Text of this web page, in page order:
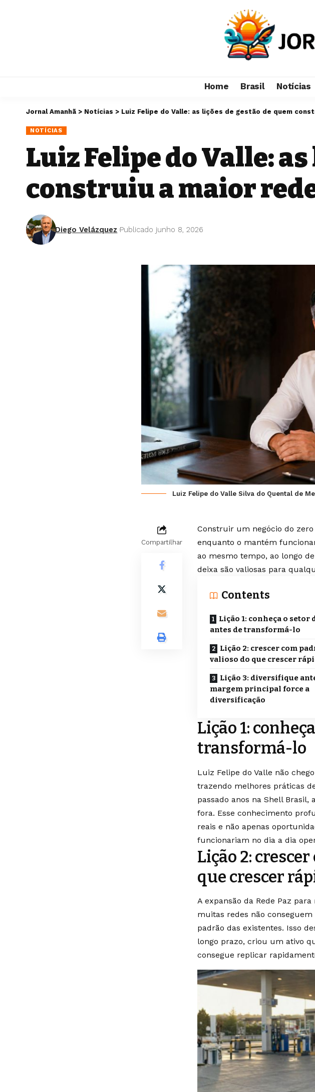
Home Brasil Notícias
Jornal Amanhã > Notícias > Luiz Felipe do Valle: as lições de gestão de quem
NOTÍCIAS
Luiz Felipe do Valle:
construiu a maior
Diego Velázquez Publicado junho 8, 2026
Luiz Felipe do Valle Silva do Quental de
Compartilhar
Construir um negócio do
enquanto o mantém
ao mesmo tempo, ao longo
deixa são valiosas para
Contents
Lição 1: conheça o setor
antes de transformá-lo
Lição 2: crescer com
valioso do que crescer
Lição 3: diversifique
margem principal force a
diversificação
Lição 1:
transformá-lo
Luiz Felipe do Valle não
trazendo melhores práticas
passado anos na Shell
fora. Esse conhecimento
reais e não apenas
funcionariam no dia a dia
Lição 2:
que crescer
A expansão da Rede Paz
muitas redes não
padrão das existentes. Isso
longo prazo, criou um ativo
consegue replicar